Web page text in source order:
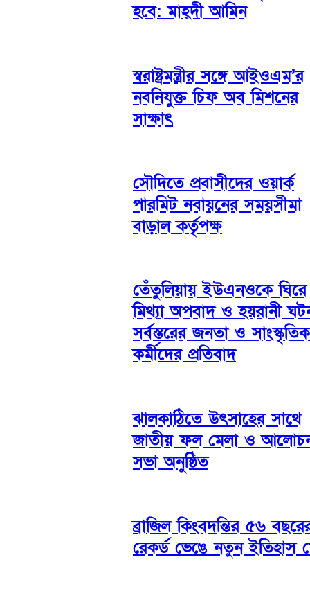
হবে: মাহ্দী আমিন
স্বরাষ্ট্রমন্ত্রীর সঙ্গে আইওএম’র
নবনিযুক্ত চিফ অব মিশনের
সাক্ষাৎ
সৌদিতে প্রবাসীদের ওয়ার্ক
পারমিট নবায়নের সময়সীমা
বাড়াল কর্তৃপক্ষ
তেঁতুলিয়ায় ইউএনওকে ঘিরে
মিথ্যা অপবাদ ও হয়রানী
সর্বস্তরের জনতা ও সাংস্কৃতিক
কর্মীদের প্রতিবাদ
ঝালকাঠিতে উৎসাহের সাথে
জাতীয় ফল মেলা ও
সভা অনুষ্ঠিত
ব্রাজিল কিংবদন্তির ৫৬
রেকর্ড ভেঙে নতুন ইতিহাস